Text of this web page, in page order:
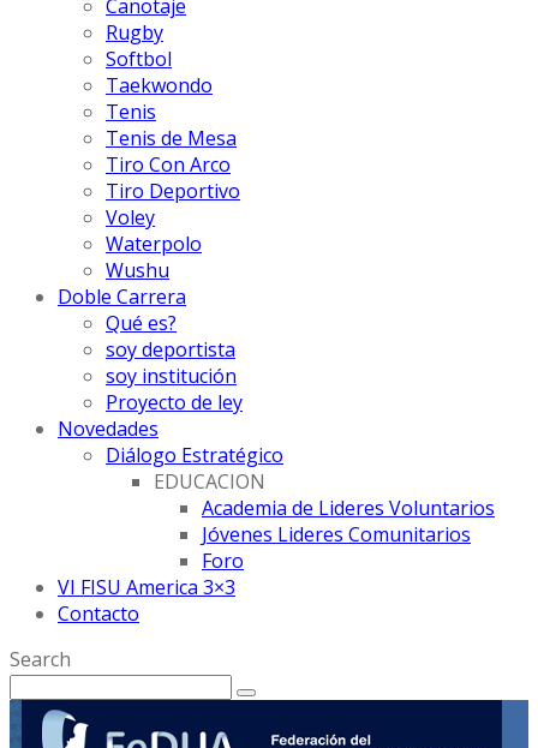
Canotaje
Rugby
Softbol
Taekwondo
Tenis
Tenis de Mesa
Tiro Con Arco
Tiro Deportivo
Voley
Waterpolo
Wushu
Doble Carrera
Qué es?
soy deportista
soy institución
Proyecto de ley
Novedades
Diálogo Estratégico
EDUCACION
Academia de Lideres Voluntarios
Jóvenes Lideres Comunitarios
Foro
VI FISU America 3×3
Contacto
Search